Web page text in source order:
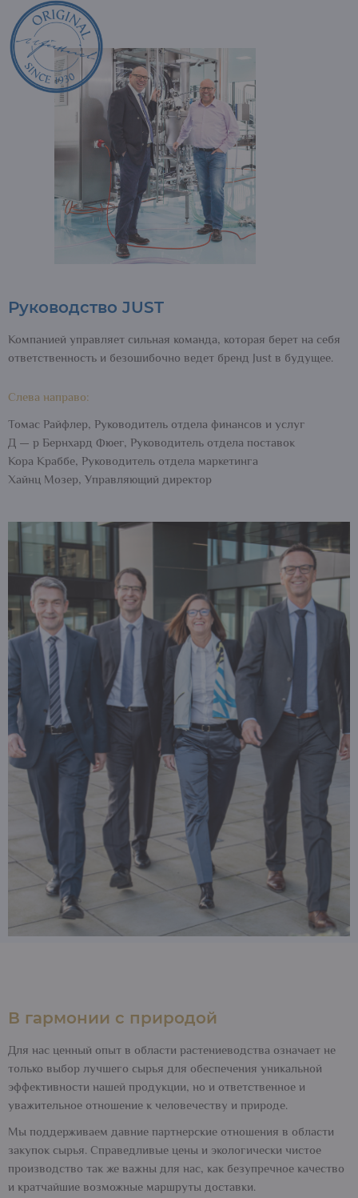
Руководство JUST
Компанией управляет сильная команда, которая берет на себя
ответственность и безошибочно ведет бренд Just в будущее.
Слева направо:
Томас Райфлер, Руководитель отдела финансов и услуг
Д — р Бернхард Фюег, Руководитель отдела поставок
Кора Краббе, Руководитель отдела маркетинга
Хайнц Мозер, Управляющий директор
В гармонии с природой
Для нас ценный опыт в области растениеводства означает не
только выбор лучшего сырья для обеспечения уникальной
эффективности нашей продукции, но и ответственное и
уважительное отношение к человечеству и природе.
Мы поддерживаем давние партнерские отношения в области
закупок сырья. Справедливые цены и экологически чистое
производство так же важны для нас, как безупречное качество
и кратчайшие возможные маршруты доставки.